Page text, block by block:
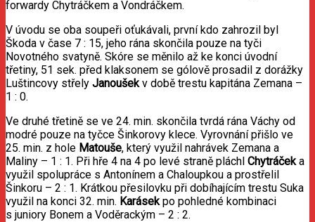
forwardy Chytráčkem a Vondráčkem.
V úvodu se oba soupeři oťukávali, první kdo zahrozil byl
Škoda v čase 7 : 15, jeho rána skončila pouze na tyči
Novotného svatyně. Skóre se měnilo až ke konci úvodní
třetiny, 51 sek. před klaksonem se gólově prosadil z dorážky
Luštincovy střely Janoušekv době trestu kapitána Zemana –
1 : 0.
Ve druhé třetině se ve 24. min. skončila tvrdá rána Váchy od
modré pouze na tyčce Šinkorovy klece. Vyrovnání přišlo ve
25. min. z hole Matouše, který využil nahrávek Zemana a
Maliny – 1 : 1. Při hře 4 na 4 po levé straně pláchl Chytráčeka
využil spolupráce s Antonínem a Chaloupkou a prostřelil
Šinkoru – 2 : 1. Krátkou přesilovku při dobíhajícím trestu Suka
využil na konci 32. min. Karásekpo pohledné kombinaci
s juniory Bonem a Voděrackým – 2 : 2.